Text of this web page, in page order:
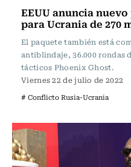
EEUU anuncia
para Ucrania de 270
El paquete también está
antiblindaje, 36.000 rondas
tácticos Phoenix Ghost.
Viernes 22 de julio de 2022
# Conflicto Rusia-Ucrania